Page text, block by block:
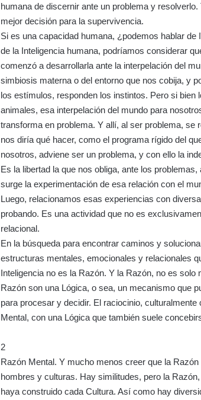
humana de discernir ante un problema y
mejor decisión para la supervivencia.
Si es una capacidad humana, ¿podemos hablar de
de la Inteligencia humana, podríamos considerar
comenzó a desarrollarla ante la interpelación del
simbiosis materna o del entorno que nos cobija, y
los estímulos, responden los instintos. Pero si bien
animales, esa interpelación del mundo para
transforma en problema. Y allí, al ser problema, se
nos diría qué hacer, como el programa rígido del
nosotros, adviene ser un problema, y con ello la
Es la libertad la que nos obliga, ante los
surge la experimentación de esa relación con el
Luego, relacionamos esas experiencias con
probando. Es una actividad que no es
relacional.
En la búsqueda para encontrar caminos y
estructuras mentales, emocionales y relacionales
Inteligencia no es la Razón. Y la Razón, no es solo
Razón son una Lógica, o sea, un mecanismo que
para procesar y decidir. El raciocinio,
Mental, con una Lógica que también suele
2
Razón Mental. Y mucho menos creer que la
hombres y culturas. Hay similitudes, pero la
haya construido cada Cultura. Así como hay